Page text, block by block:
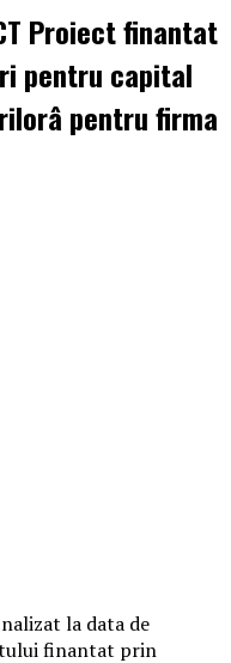
Proiect finantat
pentru capital
pentru firma
la data de
finantat prin